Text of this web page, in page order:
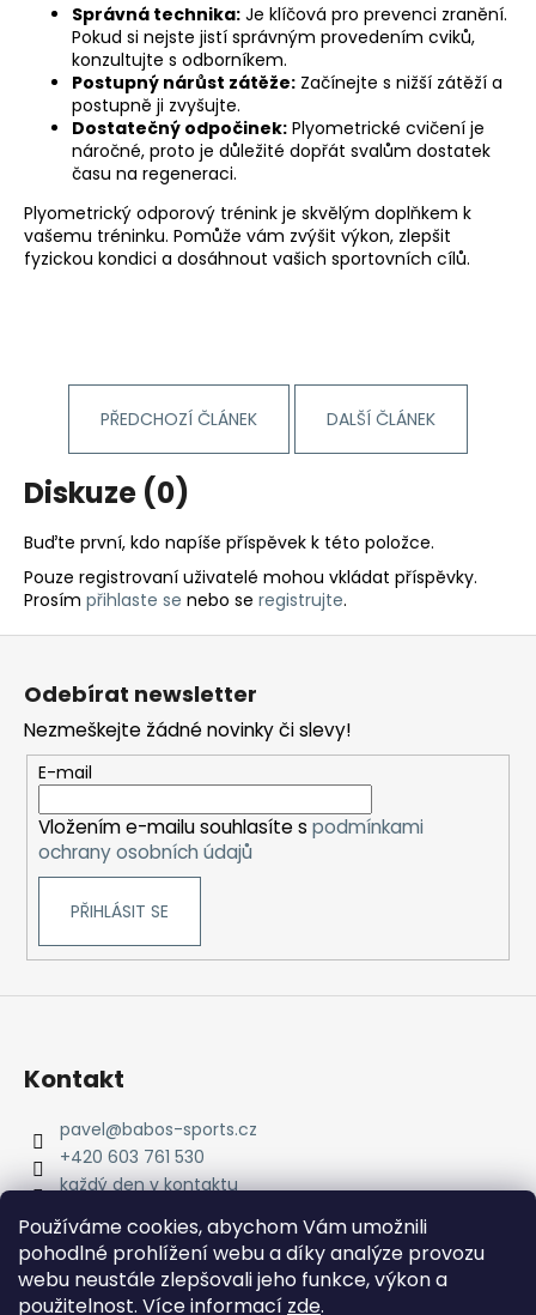
Používáme cookies, abychom Vám umožnili
pohodlné prohlížení webu a díky analýze provozu
webu neustále zlepšovali jeho funkce, výkon a
použitelnost. Více informací zde.
Správná technika: Je klíčová pro prevenci zranění.
Pokud si nejste jistí správným provedením cviků,
konzultujte s odborníkem.
Postupný nárůst zátěže: Začínejte s nižší zátěží a
postupně ji zvyšujte.
Dostatečný odpočinek: Plyometrické cvičení je
náročné, proto je důležité dopřát svalům dostatek
času na regeneraci.
Plyometrický odporový trénink je skvělým doplňkem k
vašemu tréninku. Pomůže vám zvýšit výkon, zlepšit
fyzickou kondici a dosáhnout vašich sportovních cílů.
PŘEDCHOZÍ ČLÁNEK DALŠÍ ČLÁNEK
Diskuze (0)
Buďte první, kdo napíše příspěvek k této položce.
Pouze registrovaní uživatelé mohou vkládat příspěvky.
Prosím přihlaste se nebo se registrujte.
Odebírat newsletter
Nezmeškejte žádné novinky či slevy!
E-mail
Vložením e-mailu souhlasíte s podmínkami
ochrany osobních údajů
PŘIHLÁSIT SE
Kontakt
pavel@babos-sports.cz
+420 603 761 530
každý den v kontaktu